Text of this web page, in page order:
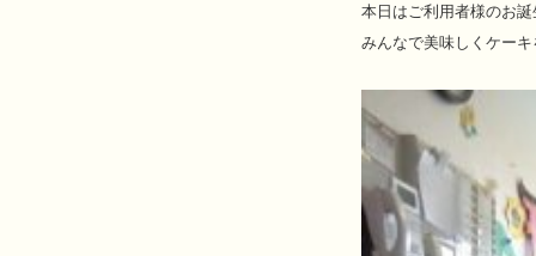
本日はご利用者様のお
みんなで美味しくケー